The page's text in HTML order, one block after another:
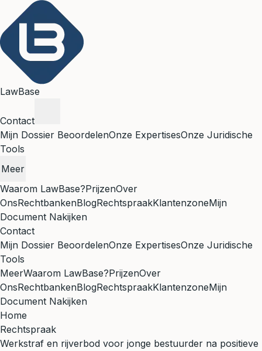
LawBase
Contact
Mijn Dossier BeoordelenOnze ExpertisesOnze Juridische
Tools
Meer
Waarom LawBase?PrijzenOver
OnsRechtbankenBlogRechtspraakKlantenzoneMijn
Document Nakijken
Contact
Mijn Dossier BeoordelenOnze ExpertisesOnze Juridische
Tools
MeerWaarom LawBase?PrijzenOver
OnsRechtbankenBlogRechtspraakKlantenzoneMijn
Document Nakijken
Home
Rechtspraak
Werkstraf en rijverbod voor jonge bestuurder na positieve